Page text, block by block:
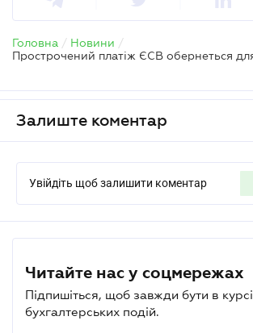
Головна / Новини /
Залиште коментар
Увійдіть щоб залишити коментар
Читайте нас у соцмережах
Підпишіться, щоб завжди бути в курсі
бухгалтерських подій.